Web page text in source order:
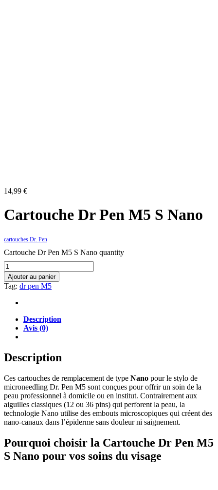
14,99 €
Cartouche Dr Pen M5 S Nano
cartouches Dr. Pen
Cartouche Dr Pen M5 S Nano quantity
Ajouter au panier
Tag: dr pen M5
Description
Avis (0)
Description
Ces cartouches de remplacement de type Nano pour le stylo de
microneedling Dr. Pen M5 sont conçues pour offrir un soin de la
peau professionnel à domicile ou en institut. Contrairement aux
aiguilles classiques (12 ou 36 pins) qui perforent la peau, la
technologie Nano utilise des embouts microscopiques qui créent des
nano-canaux dans l’épiderme sans douleur ni saignement.
Pourquoi choisir la Cartouche Dr Pen M5
S Nano pour vos soins du visage